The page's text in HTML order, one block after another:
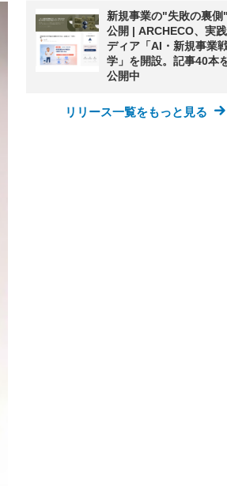
新規事業の"失敗の裏側
公開 | ARCHECO、実
ディア「AI・新規事業
学」を開設。記事40本
公開中
リリース一覧をもっと見る